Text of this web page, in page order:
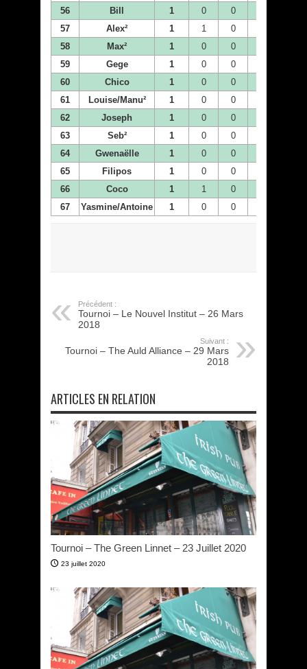
56 Bill 1 0 0
57
Alex² 1 1 0
58
Max² 1 0 0
59
Gege 1 0 0
60
Chico 1 0 0
61
Louise/Manu² 1 0 0
62
Joseph 1 0 0
63
Seb² 1 0 0
64
Gwenaëlle 1 0 0
65
Filipos 1 0 0
66
Coco 1 1 0
67
Yasmine/Antoine 1 0 0
Précédent :
Tournoi – Le Nouvel Institut – 26 Mars
2018
Suivant :
Tournoi – The Auld Alliance – 29 Mars
2018
ARTICLES EN RELATION
Tournoi – The Green Linnet – 23 Juillet 2020
23 juillet 2020